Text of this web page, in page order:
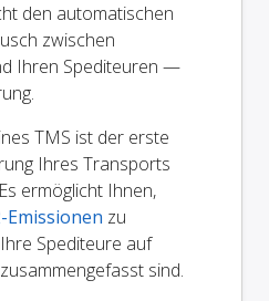
den automatischen
zwischen
Ihren Spediteuren —
TMS ist der erste
Ihres Transports
ermöglicht Ihnen,
Emissionen zu
Spediteure auf
sind.